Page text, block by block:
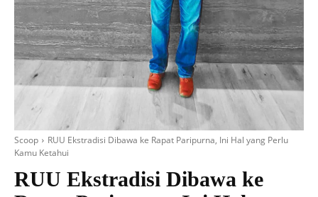
Scoop
RUU Ekstradisi Dibawa ke Rapat Paripurna, Ini Hal yang Perlu
Kamu Ketahui
RUU Ekstradisi Dibawa ke